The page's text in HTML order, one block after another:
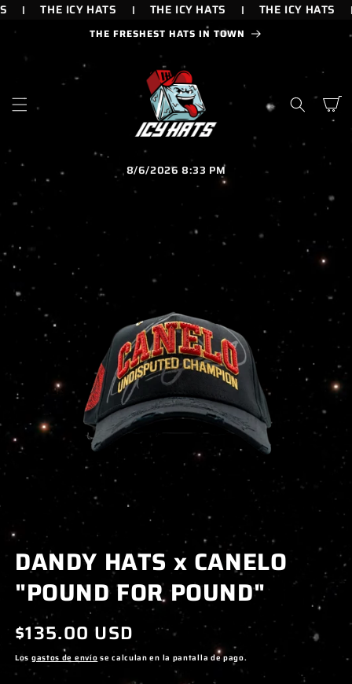
THE ICY HATS THE ICY HATS THE ICY HATS
CONTENIDOTHE FRESHEST HATS IN TOWN
Carrito
8/6/2026 8:33 PM
PRODUCTO
ABRIR
ELEMENTO
MULTIMEDIA
1
EN
UNA
VENTANA
MODAL
DANDY HATS x CANELO
"POUND FOR POUND"
Precio
habitual
$135.00 USD
Los gastos de envío se calculan en la pantalla de pago.